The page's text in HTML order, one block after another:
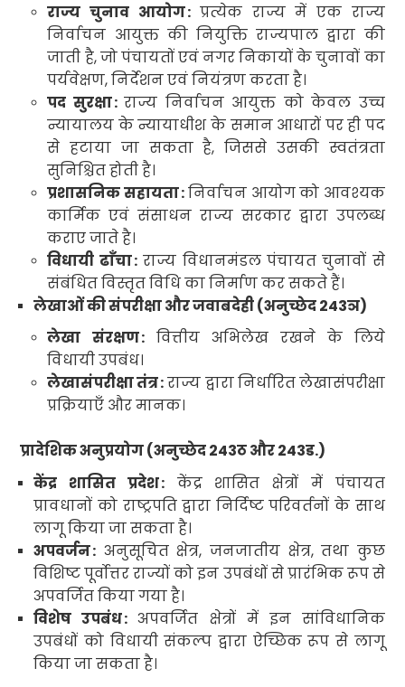
राज्य चुनाव आयोग: प्रत्येक राज्य में एक राज्य
निर्वाचन आयुक्त की नियुक्ति राज्यपाल द्वारा की
जाती है,जो पंचायतों एवं नगर निकायों के चुनावों का
पर्यवेक्षण,निर्देशन एवं नियंत्रण करता है।
पद सुरक्षा:राज्य निर्वाचन आयुक्त को केवल उच्च
न्यायालय के न्यायाधीश के समान आधारों पर ही पद
से हटाया जा सकता है,जिससे उसकी स्वतंत्रता
सुनिश्चित होती है।
प्रशासनिक सहायता:निर्वाचन आयोग को आवश्यक
कार्मिक एवं संसाधन राज्य सरकार द्वारा उपलब्ध
कराए जाते है।
विधायी ढाँचा: राज्य विधानमंडल पंचायत चुनावों से
संबंधित विस्तृत विधि का निर्माण कर सकते हैं।
लेखाओं की संपरीक्षा और जवाबदेही (अनुच्छेद243ञ)
लेखा संरक्षण: वित्तीय अभिलेख रखने के लिये
विधायी उपबंध।
लेखासंपरीक्षा तंत्र:राज्य द्वारा निर्धारित लेखासंपरीक्षा
प्रक्रियाएँ और मानक।
प्रादेशिक अनुप्रयोग (अनुच्छेद243ठ और243ड.)
केंद्र शासित प्रदेश:
केंद्र शासित क्षेत्रों में पंचायत
प्रावधानों को राष्ट्रपति द्वारा निर्दिष्ट परिवर्तनों के साथ
लागू किया जा सकता है।
अपवर्जन: अनुसूचित क्षेत्र,जनजातीय क्षेत्र,तथा कुछ
विशिष्ट पूर्वोत्तर राज्यों को इन उपबंधों से प्रारंभिक रूप से
अपवर्जित किया गया है।
विशेष उपबंध:अपवर्जित क्षेत्रों में इन सांविधानिक
उपबंधों को विधायी संकल्प द्वारा ऐच्छिक रूप से लागू
किया जा सकता है।